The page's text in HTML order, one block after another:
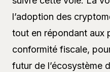
l’adoption des
tout en répondant aux
conformité fiscale,
futur de l’écosystème